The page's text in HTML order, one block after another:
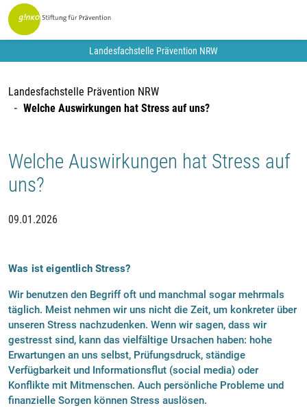
Landesfachstelle Prävention NRW
Landesfachstelle Prävention NRW
Welche Auswirkungen hat Stress auf uns?
Welche Auswirkungen hat Stress auf
uns?
09.01.2026
Was ist eigentlich Stress?
Wir benutzen den Begriff oft und manchmal sogar mehrmals
täglich. Meist nehmen wir uns nicht die Zeit, um konkreter über
unseren Stress nachzudenken. Wenn wir sagen, dass wir
gestresst sind, kann das vielfältige Ursachen haben: hohe
Erwartungen an uns selbst, Prüfungsdruck, ständige
Verfügbarkeit und Informationsflut (social media) oder
Konflikte mit Mitmenschen. Auch persönliche Probleme und
finanzielle Sorgen können Stress auslösen.